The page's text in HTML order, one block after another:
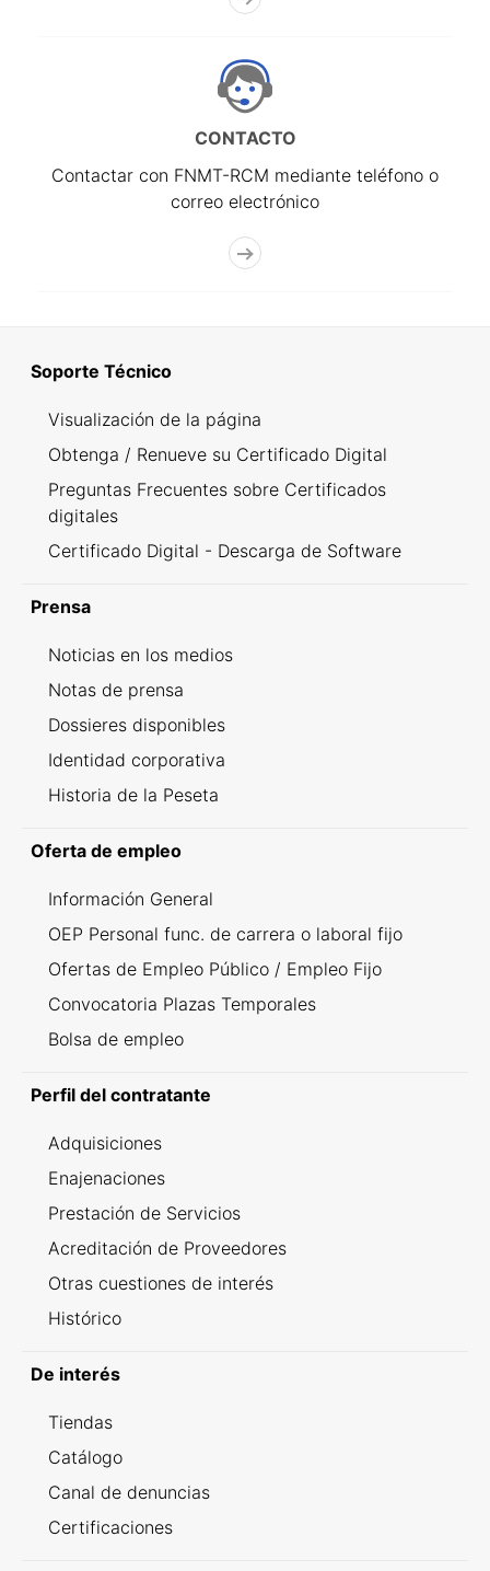
CONTACTO
Contactar con FNMT-RCM mediante teléfono o
correo electrónico
Soporte Técnico
Visualización de la página
Obtenga / Renueve su Certificado Digital
Preguntas Frecuentes sobre Certificados
digitales
Certificado Digital - Descarga de Software
Prensa
Noticias en los medios
Notas de prensa
Dossieres disponibles
Identidad corporativa
Historia de la Peseta
Oferta de empleo
Información General
OEP Personal func. de carrera o laboral fijo
Ofertas de Empleo Público / Empleo Fijo
Convocatoria Plazas Temporales
Bolsa de empleo
Perfil del contratante
Adquisiciones
Enajenaciones
Prestación de Servicios
Acreditación de Proveedores
Otras cuestiones de interés
Histórico
De interés
Tiendas
Catálogo
Canal de denuncias
Certificaciones